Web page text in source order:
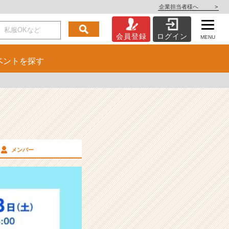
企業担当者様へ >
会員登録 ログイン MENU
ント を探す
メンバー